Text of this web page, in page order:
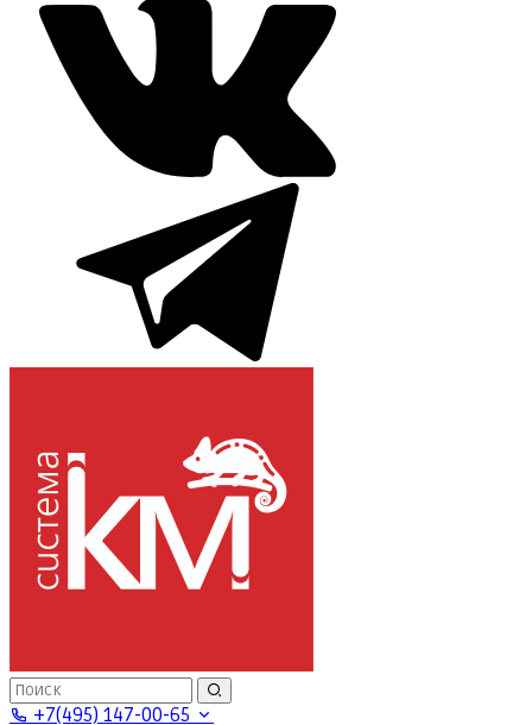
+7(495) 147-00-65